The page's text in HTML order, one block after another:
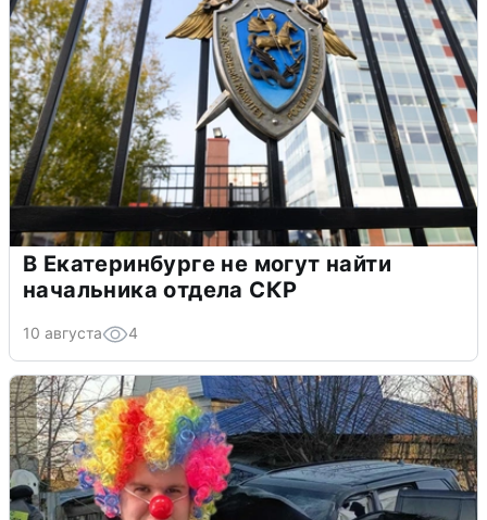
В Екатеринбурге не могут найти
начальника отдела СКР
10 августа 4